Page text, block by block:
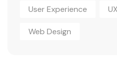
User Experience
Web Design